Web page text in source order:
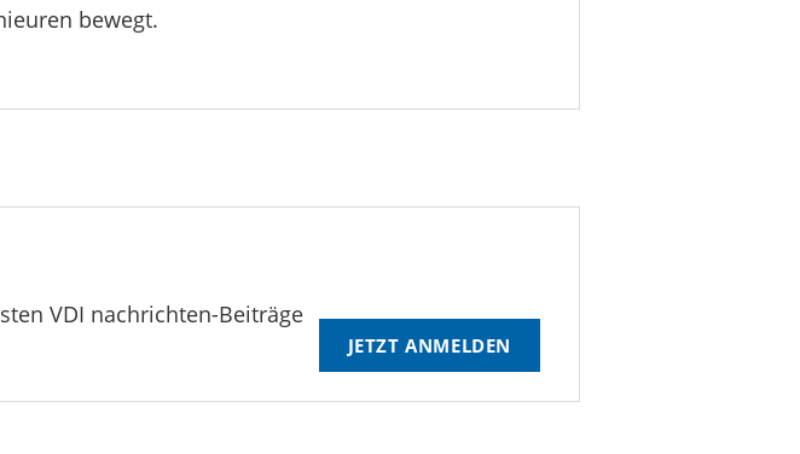
bewegt.
VDI nachrichten-Beiträge
JETZT ANMELDEN